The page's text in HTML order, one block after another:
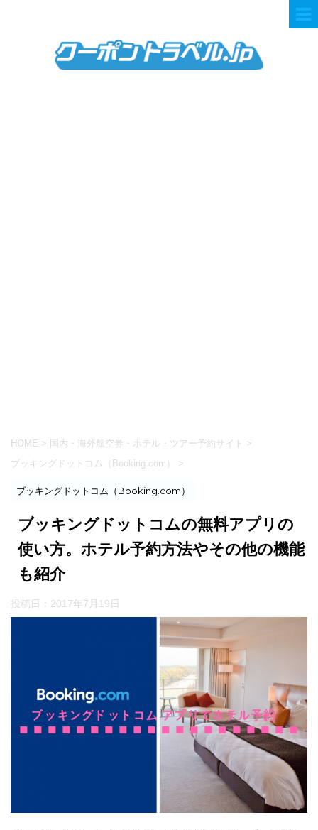
HOME > 国内・海外航空券・ホテル・ツアー予約サイト
>
ブッキングドットコム（Booking.com）
>
ブッキングドットコム（Booking.com）
ブッキングドットコムの無料アプリの
使い方。ホテル予約方法やその他の機能
も紹介
投稿日： 2017年7月19日